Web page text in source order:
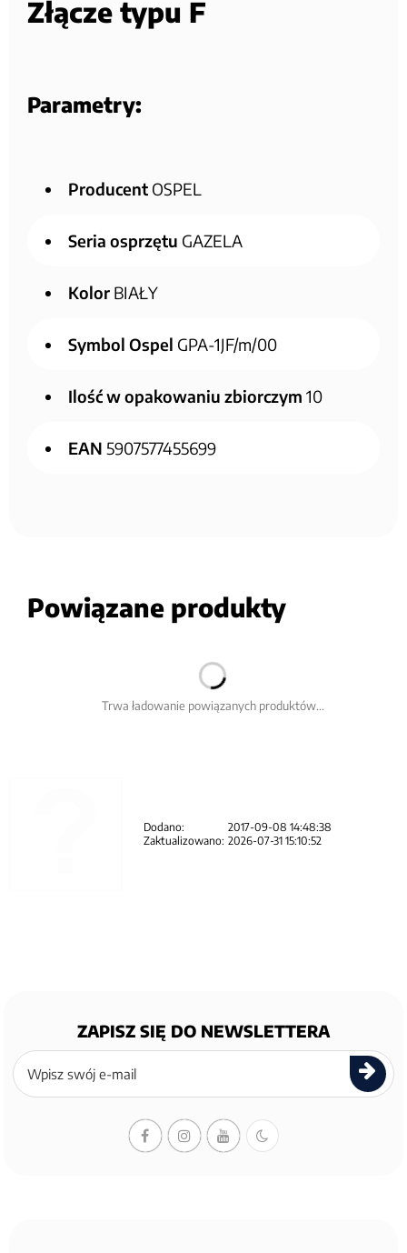
Złącze typu F
Parametry:
Producent OSPEL
Seria osprzętu GAZELA
Kolor BIAŁY
Symbol Ospel GPA-1JF/m/00
Ilość w opakowaniu zbiorczym 10
EAN 5907577455699
Powiązane produkty
Trwa ładowanie powiązanych produktów...
Dodano:
2017-09-08 14:48:38
Zaktualizowano: 2026-07-31 15:10:52
ZAPISZ SIĘ DO NEWSLETTERA
Zapisz
się
newslettera